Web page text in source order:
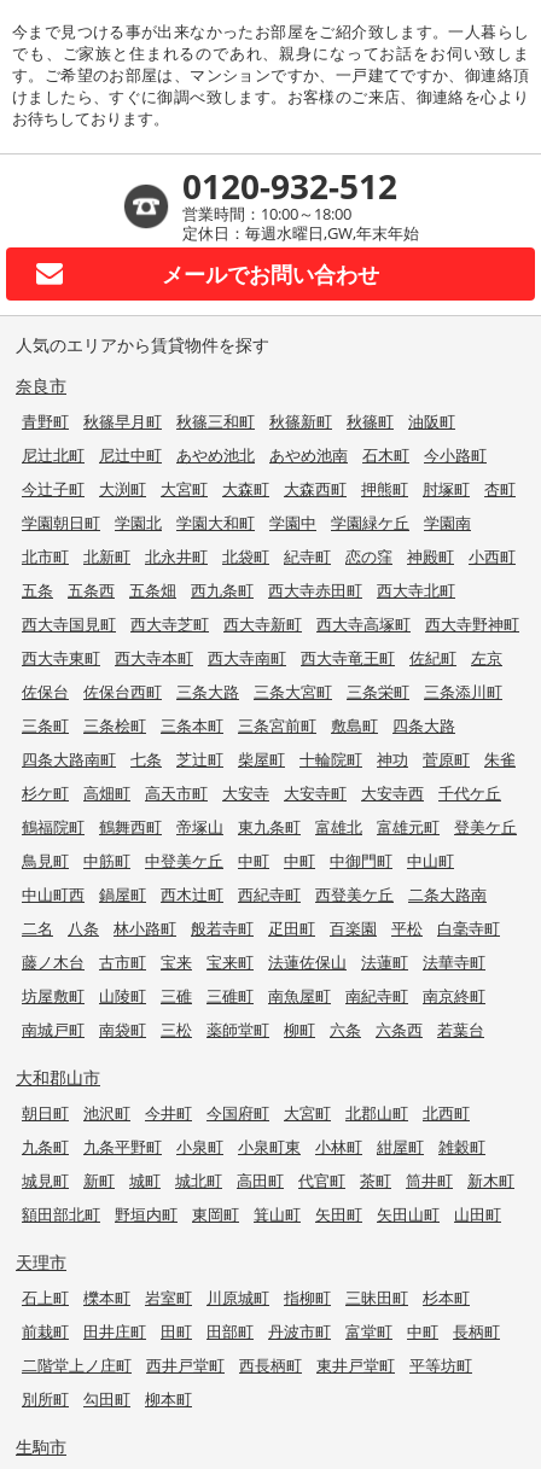
今まで見つける事が出来なかったお部屋をご紹介致します。一人暮らし
でも、ご家族と住まれるのであれ、親身になってお話をお伺い致しま
す。ご希望のお部屋は、マンションですか、一戸建てですか、御連絡頂
けましたら、すぐに御調べ致します。お客様のご来店、御連絡を心より
お待ちしております。
0120-932-512
営業時間：10:00～18:00
定休日：毎週水曜日,GW,年末年始
メールでお問い合わせ
人気のエリアから賃貸物件を探す
奈良市
青野町 秋篠早月町 秋篠三和町 秋篠新町 秋篠町
油阪町
尼辻北町
尼辻中町 あやめ池北 あやめ池南 石木町
今小路町
今辻子町
大渕町 大宮町 大森町 大森西町 押熊町 肘塚町
杏町
学園朝日町
学園北 学園大和町 学園中 学園緑ケ丘
学園南
北市町
北新町 北永井町 北袋町 紀寺町 恋の窪 神殿町
小西町
五条
五条西 五条畑 西九条町 西大寺赤田町
西大寺北町
西大寺国見町
西大寺芝町 西大寺新町 西大寺高塚町
西大寺野神町
西大寺東町
西大寺本町 西大寺南町 西大寺竜王町 佐紀町
左京
佐保台
佐保台西町 三条大路 三条大宮町 三条栄町
三条添川町
三条町
三条桧町 三条本町 三条宮前町 敷島町
四条大路
四条大路南町
七条 芝辻町 柴屋町 十輪院町 神功 菅原町
朱雀
杉ケ町
高畑町 高天市町 大安寺 大安寺町 大安寺西
千代ケ丘
鶴福院町
鶴舞西町 帝塚山 東九条町 富雄北 富雄元町
登美ケ丘
鳥見町
中筋町 中登美ケ丘 中町 中町 中御門町
中山町
中山町西
鍋屋町 西木辻町 西紀寺町 西登美ケ丘
二条大路南
二名
八条 林小路町 般若寺町 疋田町 百楽園 平松
白毫寺町
藤ノ木台
古市町 宝来 宝来町 法蓮佐保山 法蓮町
法華寺町
坊屋敷町
山陵町 三碓 三碓町 南魚屋町 南紀寺町
南京終町
南城戸町
南袋町 三松 薬師堂町 柳町 六条 六条西 若葉台
大和郡山市
朝日町 池沢町 今井町 今国府町 大宮町 北郡山町
北西町
九条町
九条平野町 小泉町 小泉町東 小林町 紺屋町
雑穀町
城見町
新町 城町 城北町 高田町 代官町 茶町 筒井町
新木町
額田部北町
野垣内町 東岡町 箕山町 矢田町 矢田山町 山田町
天理市
石上町 櫟本町 岩室町 川原城町 指柳町 三昧田町
杉本町
前栽町
田井庄町 田町 田部町 丹波市町 富堂町 中町
長柄町
二階堂上ノ庄町
西井戸堂町 西長柄町 東井戸堂町
平等坊町
別所町
勾田町 柳本町
生駒市